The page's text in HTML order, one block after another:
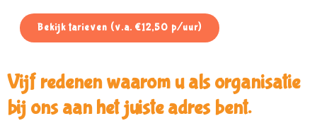
Bekijk tarieven (v.a. €12,50 p/uur)
Vijf redenen waarom u als organisatie
bij ons aan het juiste adres bent.